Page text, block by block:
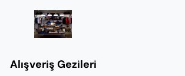
Alışveriş Gezileri